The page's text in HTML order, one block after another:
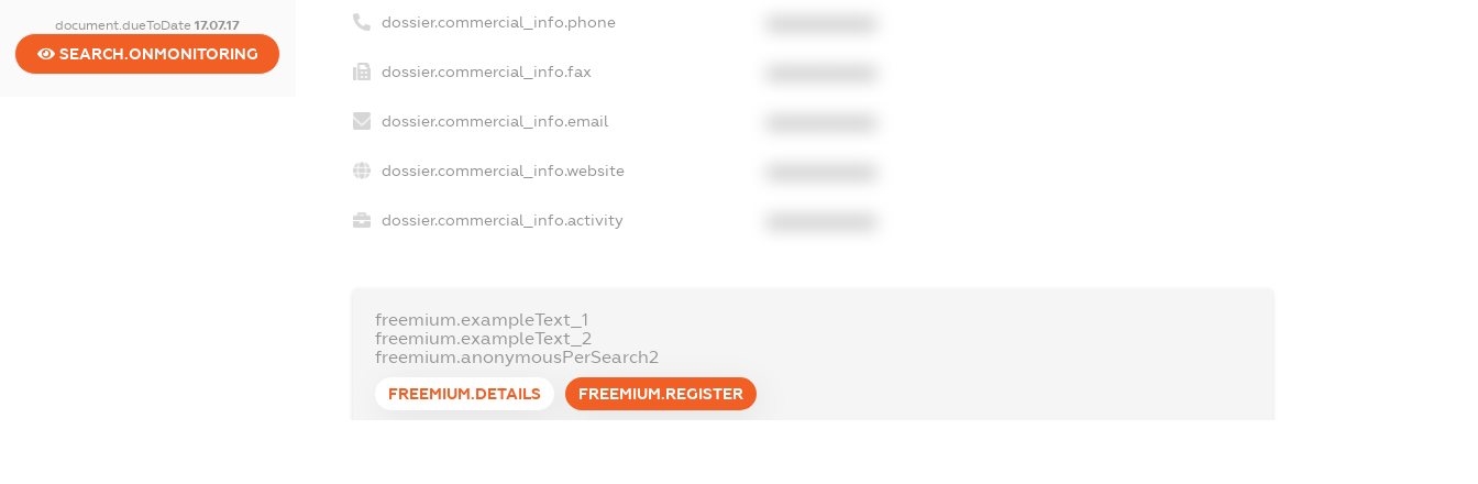
document.dueToDate17.07.17
SEARCH.ONMONITORING
dossier.commercial_info.phone
dossier.commercial_info.fax
dossier.commercial_info.email
dossier.commercial_info.website
dossier.commercial_info.activity
freemium.exampleText_1
freemium.exampleText_2
freemium.anonymousPerSearch2
FREEMIUM.DETAILS FREEMIUM.REGISTER